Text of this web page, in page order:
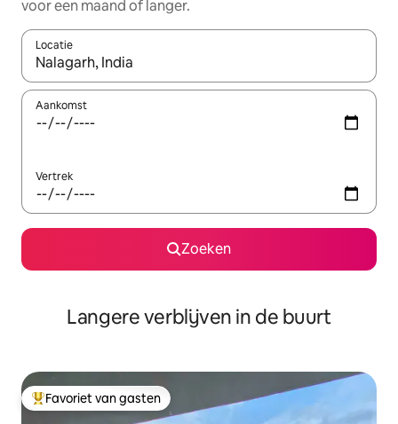
voor een maand of langer.
Locatie
Wanneer er resultaten beschikbaar zijn, maak je een keuze
Aankomst
Vertrek
Zoeken
Langere verblijven in de buurt
Topfavoriet van gasten
Favoriet van gasten